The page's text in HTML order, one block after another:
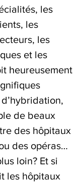
les
les
les
et les
heureusement
de beaux
des hôpitaux
des opéras…
loin? Et si
les hôpitaux